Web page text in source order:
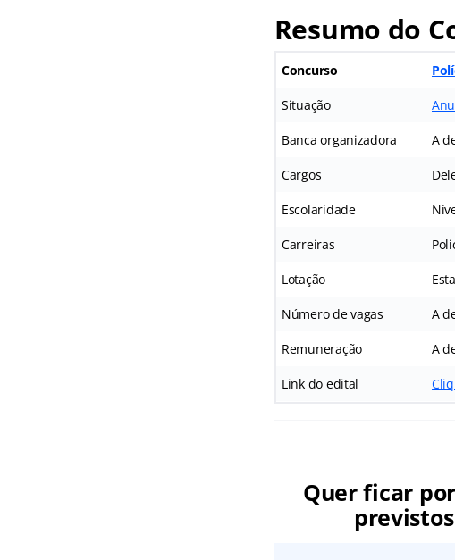
Resumo do
Concurso
Situação
Banca organizadora A
Cargos
Escolaridade
Carreiras
Lotação
Número de vagas A
Remuneração A
Link do edital
Quer ficar